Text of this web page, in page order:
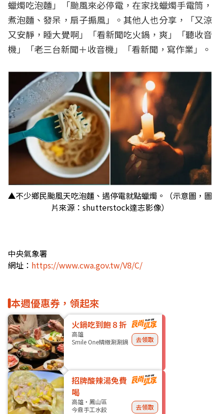
蠟燭吃泡麵」「颱風來必停電，在家找蠟燭手電筒，
煮泡麵、發呆，扇子搧風」。其他人也分享，「又涼
又安靜，睡大覺啊」「看新聞吃火鍋，爽」「聽收音
機」「老三台新聞＋收音機」「看新聞，寫作業」。
▲不少鄉民颱風天吃泡麵、遇停電就點蠟燭。（示意圖，圖
片來源：shutterstock達志影像）
中央氣象署
網址： https://www.cwa.gov.tw/V8/C/
本週優惠券，領起來
火鍋吃到飽８折
高雄
Smile One精緻涮涮鍋
去領取
招牌酸辣湯免費
喝
高雄・鳳山區
今鼎手工水餃
去領取